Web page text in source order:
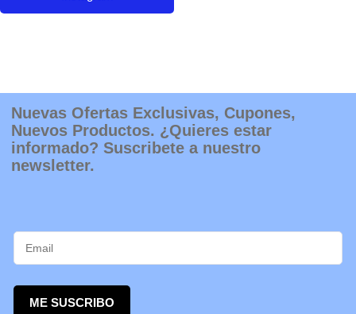
Nuevas Ofertas Exclusivas, Cupones,
Nuevos Productos. ¿Quieres estar
informado? Suscribete a nuestro
newsletter.
ME SUSCRIBO